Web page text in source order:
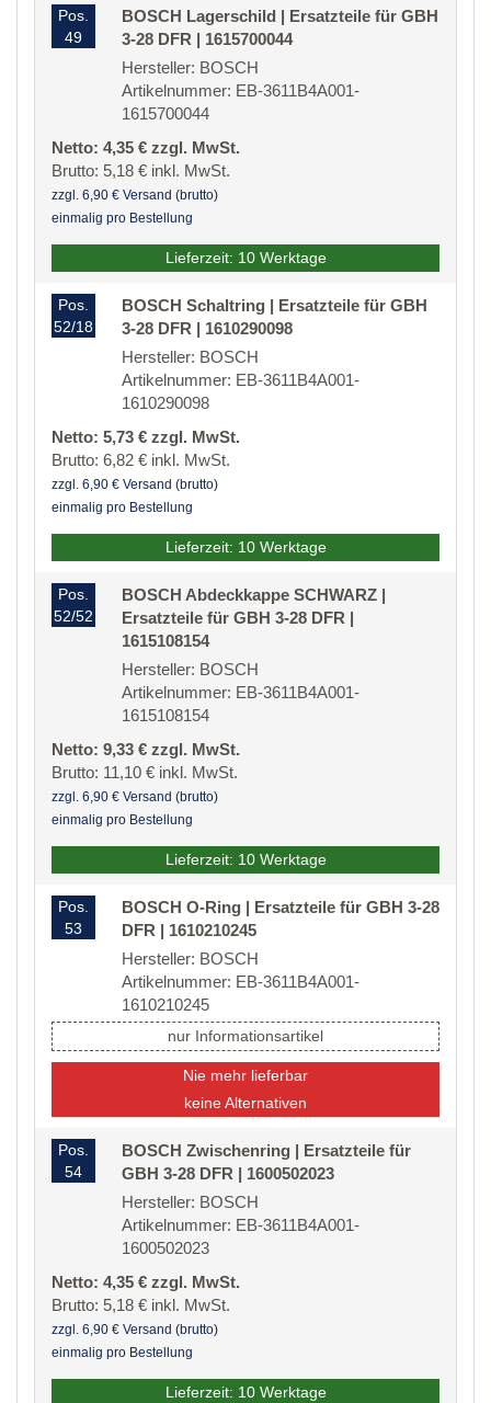
Pos.
49
BOSCH Lagerschild | Ersatzteile für GBH
3-28 DFR | 1615700044
Hersteller: BOSCH
Artikelnummer: EB-3611B4A001-
1615700044
Netto: 4,35 € zzgl. MwSt.
Brutto: 5,18 € inkl. MwSt.
zzgl. 6,90 € Versand (brutto)
einmalig pro Bestellung
Lieferzeit: 10 Werktage
Pos.
52/18
BOSCH Schaltring | Ersatzteile für GBH
3-28 DFR | 1610290098
Hersteller: BOSCH
Artikelnummer: EB-3611B4A001-
1610290098
Netto: 5,73 € zzgl. MwSt.
Brutto: 6,82 € inkl. MwSt.
zzgl. 6,90 € Versand (brutto)
einmalig pro Bestellung
Lieferzeit: 10 Werktage
Pos.
52/52
BOSCH Abdeckkappe SCHWARZ |
Ersatzteile für GBH 3-28 DFR |
1615108154
Hersteller: BOSCH
Artikelnummer: EB-3611B4A001-
1615108154
Netto: 9,33 € zzgl. MwSt.
Brutto: 11,10 € inkl. MwSt.
zzgl. 6,90 € Versand (brutto)
einmalig pro Bestellung
Lieferzeit: 10 Werktage
Pos.
53
BOSCH O-Ring | Ersatzteile für GBH 3-28
DFR | 1610210245
Hersteller: BOSCH
Artikelnummer: EB-3611B4A001-
1610210245
nur Informationsartikel
Nie mehr lieferbar
keine Alternativen
Pos.
54
BOSCH Zwischenring | Ersatzteile für
GBH 3-28 DFR | 1600502023
Hersteller: BOSCH
Artikelnummer: EB-3611B4A001-
1600502023
Netto: 4,35 € zzgl. MwSt.
Brutto: 5,18 € inkl. MwSt.
zzgl. 6,90 € Versand (brutto)
einmalig pro Bestellung
Lieferzeit: 10 Werktage